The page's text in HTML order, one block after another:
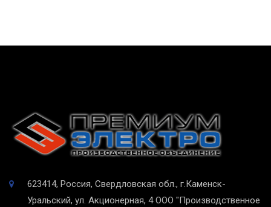
623414, Россия, Свердловская обл., г.Каменск-
Уральский, ул. Акционерная, 4 ООО "Производственное